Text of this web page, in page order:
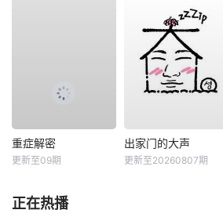
重症解密
更新至09期
出家门的大声
更新至20260807期
正在热播